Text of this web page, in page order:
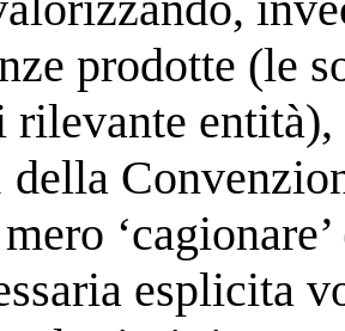
prodotte (le
rilevante
della
esplicita